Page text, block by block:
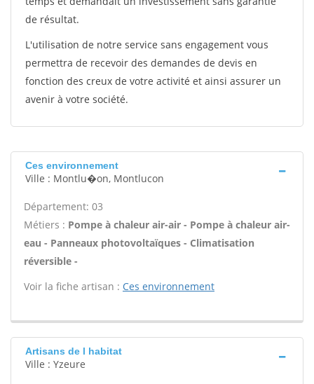
de résultat.
L'utilisation de notre service sans engagement vous
permettra de recevoir des demandes de devis en
fonction des creux de votre activité et ainsi assurer un
avenir à votre société.
Ces environnement
Ville : Montlu�on, Montlucon
Département: 03
Métiers : Pompe à chaleur air-air - Pompe à chaleur air-
eau - Panneaux photovoltaïques - Climatisation
réversible -
Voir la fiche artisan : Ces environnement
Artisans de l habitat
Ville : Yzeure